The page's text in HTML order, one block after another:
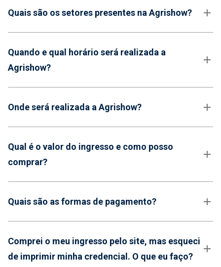
Quais são os setores presentes na Agrishow?
Quando e qual horário será realizada a
Agrishow?
Onde será realizada a Agrishow?
Qual é o valor do ingresso e como posso
comprar?
Quais são as formas de pagamento?
Comprei o meu ingresso pelo site, mas esqueci
de imprimir minha credencial. O que eu faço?